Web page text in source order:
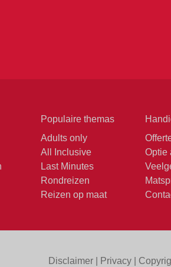
Populaire themas
Adults only
All Inclusive
Last Minutes
Rondreizen
Reizen op maat
Optie
Disclaimer| Privacy|